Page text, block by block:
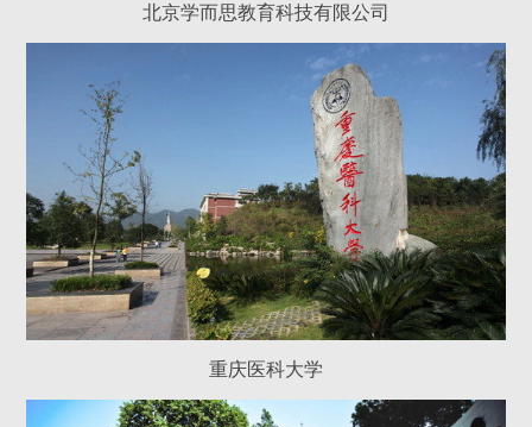
北京学而思教育科技有限公司
重庆医科大学